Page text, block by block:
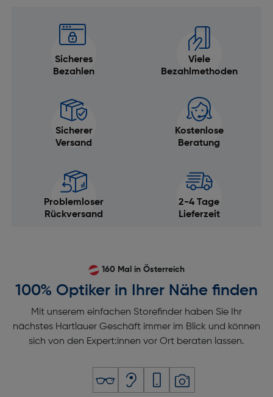
Sicheres
Bezahlen
Viele
Bezahlmethoden
Sicherer
Versand
Kostenlose
Beratung
Problemloser
Rückversand
2-4 Tage
Lieferzeit
160 Mal in Österreich
100% Optiker in Ihrer Nähe finden
Mit unserem einfachen Storefinder haben Sie Ihr
nächstes Hartlauer Geschäft immer im Blick und können
sich von den Expert:innen vor Ort beraten lassen.